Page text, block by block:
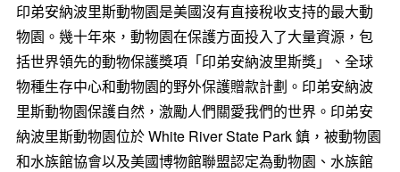
印弟安納波里斯動物園是美國沒有直接稅收支持的最大動
物園。幾十年來，動物園在保護方面投入了大量資源，包
括世界領先的動物保護獎項「印弟安納波里斯獎」、全球
物種生存中心和動物園的野外保護贈款計劃。印弟安納波
里斯動物園保護自然，激勵人們關愛我們的世界。印弟安
納波里斯動物園位於 White River State Park 鎮，被動物園
和水族館協會以及美國博物館聯盟認定為動物園、水族館